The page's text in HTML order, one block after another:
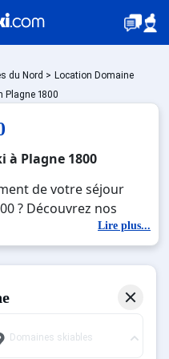
du Nord > Location Domaine
Plagne 1800
à Plagne 1800
de votre séjour
? Découvrez nos
pour skier sans limite
les yeux et
Plagne 1800,
sur les pistes de ski et
un week-end ou pour
Lire plus...
Domaines skiables